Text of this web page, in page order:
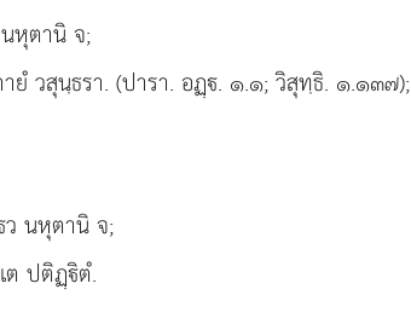
หุตานิ จ;
ยํ วสุนฺธรา. (ปารา. อฏฺ. ๑.๑; วิสุทฺธิ. ๑.๑๓๗);
ว นหุตานิ จ;
ต ปติฏฺิตํ.